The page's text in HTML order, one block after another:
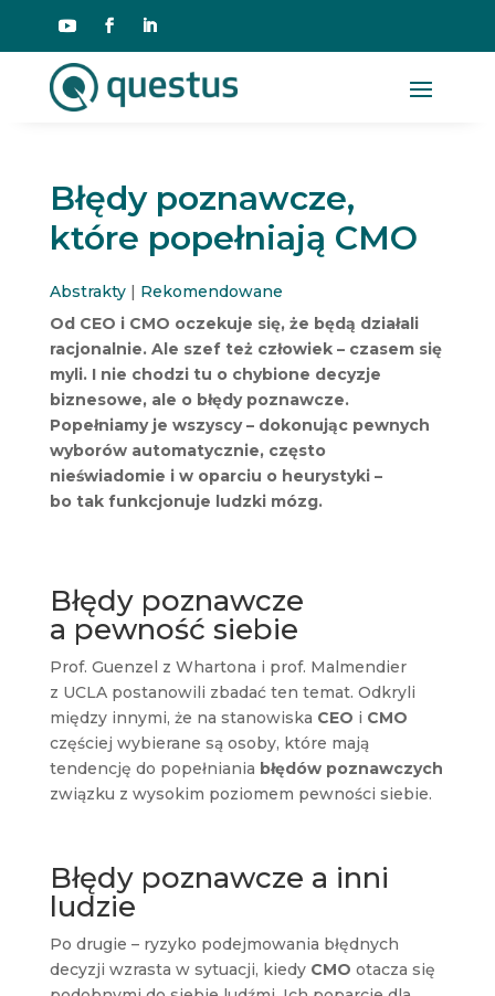
Błędy poznawcze,
które popełniają CMO
Abstrakty| Rekomendowane
Od CEO i CMO oczekuje się, że będą działali
racjonalnie. Ale szef też człowiek – czasem się
myli. I nie chodzi tu o chybione decyzje
biznesowe, ale o błędy poznawcze.
Popełniamy je wszyscy – dokonując pewnych
wyborów automatycznie, często
nieświadomie i w oparciu o heurystyki –
bo tak funkcjonuje ludzki mózg.
Błędy poznawcze
a pewność siebie
Prof. Guenzel z Whartona i prof. Malmendier
z UCLA postanowili zbadać ten temat. Odkryli
między innymi, że na stanowiska CEO i CMO
częściej wybierane są osoby, które mają
tendencję do popełniania błędów poznawczych
związku z wysokim poziomem pewności siebie.
Błędy poznawcze a inni
ludzie
Po drugie – ryzyko podejmowania błędnych
decyzji wzrasta w sytuacji, kiedy CMO otacza się